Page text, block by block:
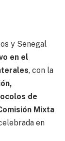
y Senegal
en el
, con la
de
Mixta
en